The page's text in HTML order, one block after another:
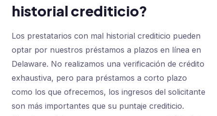
historial crediticio?
Los prestatarios con mal historial crediticio pueden
optar por nuestros préstamos a plazos en línea en
Delaware. No realizamos una verificación de crédito
exhaustiva, pero para préstamos a corto plazo
como los que ofrecemos, los ingresos del solicitante
son más importantes que su puntaje crediticio.